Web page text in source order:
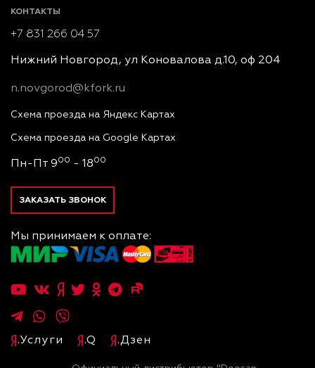
КОНТАКТЫ
+7 831 266 04 57
Нижний Новгород, ул Коновалова д.10, оф 204
n.novgorod@kfork.ru
Схема проезда на Яндекс Картах
Схема проезда на Google Картах
Пн-Пт 900 - 1800
ЗАКАЗАТЬ ЗВОНОК
Мы принимаем к оплате:
.Услуги .Q .Дзен